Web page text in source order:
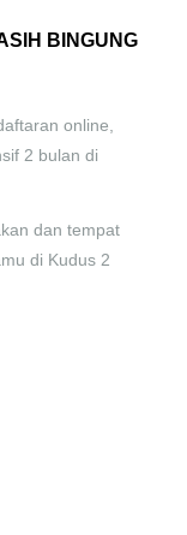
BINGUNG
online,
2 bulan di
dan tempat
di Kudus 2